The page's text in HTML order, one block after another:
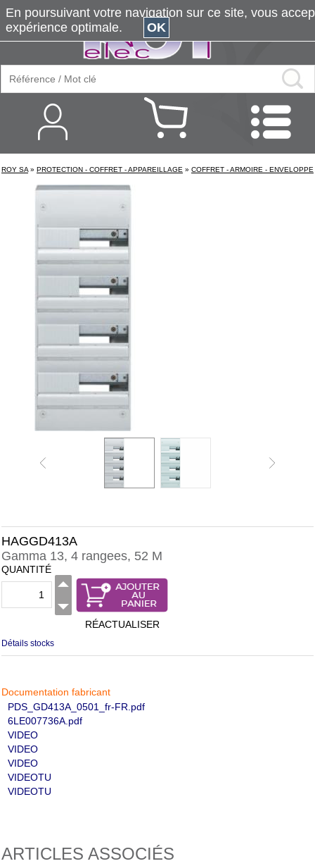
ROY SA » PROTECTION - COFFRET - APPAREILLAGE » COFFRET - ARMOIRE - ENVELOPPE
HAGGD413A
Gamma 13, 4 rangees, 52 M
QUANTITÉ
RÉACTUALISER
Détails stocks
Documentation fabricant
PDS_GD413A_0501_fr-FR.pdf
6LE007736A.pdf
VIDEO
VIDEO
VIDEO
VIDEOTU
VIDEOTU
ARTICLES ASSOCIÉS
En poursuivant votre navigation sur ce site, vous
expérience optimale.
OK